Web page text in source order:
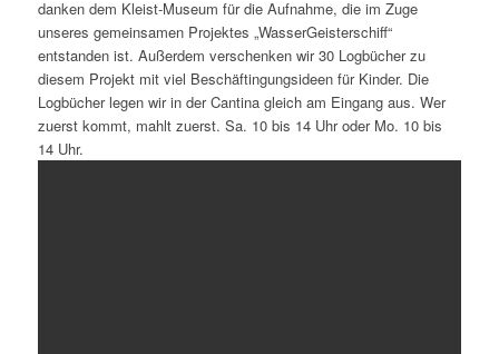
danken dem Kleist-Museum für die Aufnahme, die im Zuge
unseres gemeinsamen Projektes „WasserGeisterschiff“
entstanden ist. Außerdem verschenken wir 30 Logbücher zu
diesem Projekt mit viel Beschäftingungsideen für Kinder. Die
Logbücher legen wir in der Cantina gleich am Eingang aus. Wer
zuerst kommt, mahlt zuerst. Sa. 10 bis 14 Uhr oder Mo. 10 bis
14 Uhr.